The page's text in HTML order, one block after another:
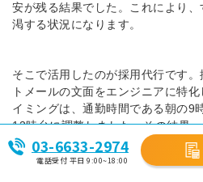
安が残る結果でした。これにより
渇する状況になります。
そこで活用したのが採用代行です
トメールの文面をエンジニアに特
イミングは、通勤時間である朝の9
12時台に調整しました。その結果
ージが送れるようになり、スカウト
た。
03-6633-2974
電話受付 平日 9:00~18:00